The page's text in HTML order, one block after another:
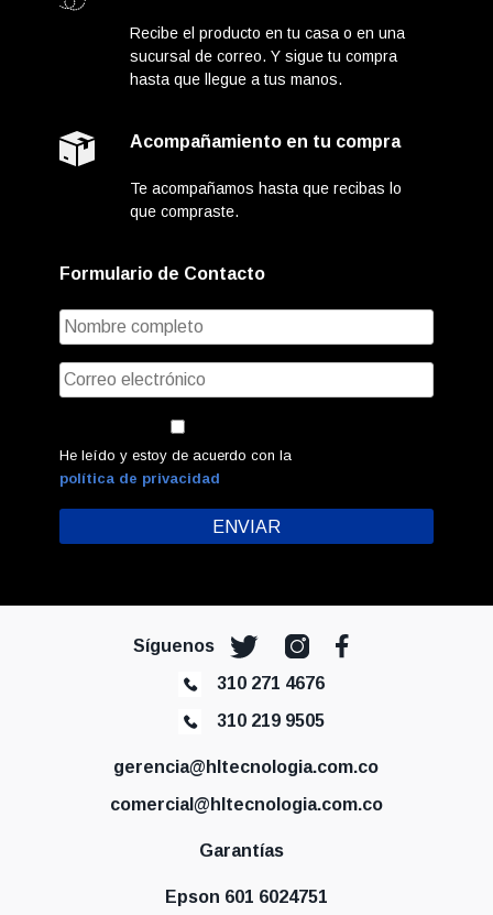
Recibe el producto en tu casa o en una
sucursal de correo. Y sigue tu compra
hasta que llegue a tus manos.
Acompañamiento en tu compra
Te acompañamos hasta que recibas lo
que compraste.
Formulario de Contacto
He leído y estoy de acuerdo con la
política de privacidad
Síguenos
310 271 4676
310 219 9505
gerencia@hltecnologia.com.co
comercial@hltecnologia.com.co
Garantías
Epson 601 6024751